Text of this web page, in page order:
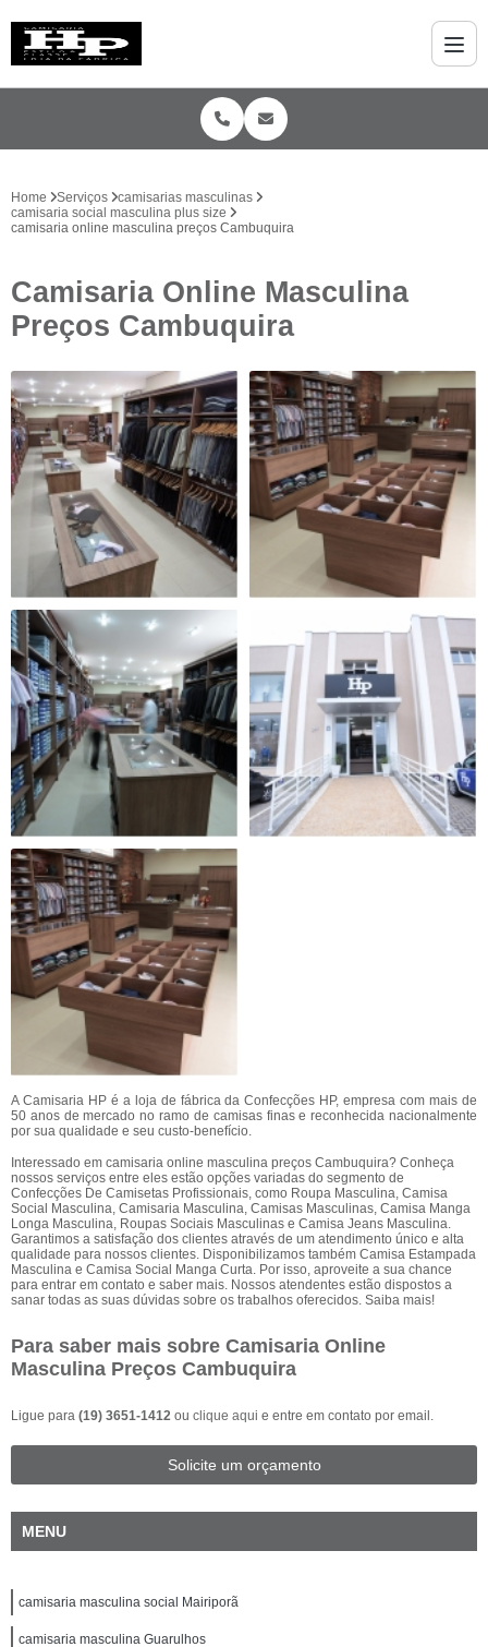
Home Serviços
camisarias masculinas
camisaria social masculina plus size
camisaria online masculina preços Cambuquira
Camisaria Online Masculina
Preços Cambuquira
A Camisaria HP é a loja de fábrica da Confecções HP, empresa com mais de
50 anos de mercado no ramo de camisas finas e reconhecida nacionalmente
por sua qualidade e seu custo-benefício.
Interessado em camisaria online masculina preços Cambuquira? Conheça
nossos serviços entre eles estão opções variadas do segmento de
Confecções De Camisetas Profissionais, como Roupa Masculina, Camisa
Social Masculina, Camisaria Masculina, Camisas Masculinas, Camisa Manga
Longa Masculina, Roupas Sociais Masculinas e Camisa Jeans Masculina.
Garantimos a satisfação dos clientes através de um atendimento único e alta
qualidade para nossos clientes. Disponibilizamos também Camisa Estampada
Masculina e Camisa Social Manga Curta. Por isso, aproveite a sua chance
para entrar em contato e saber mais. Nossos atendentes estão dispostos a
sanar todas as suas dúvidas sobre os trabalhos oferecidos. Saiba mais!
Para saber mais sobre Camisaria Online
Masculina Preços Cambuquira
Ligue para (19) 3651-1412 ou clique aqui e entre em contato por email.
Solicite um orçamento
MENU
camisaria masculina social Mairiporã
camisaria masculina Guarulhos